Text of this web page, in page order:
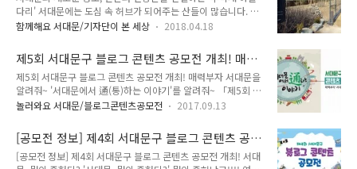
있는 내용 - 주요 명소, 축제, 맛집, 미담사례, 역사·문화탐방 후
기 등 ● 접수기간 : 2018. 9. 19.(수) ~ 11. 4.(일) ● 응모자격 :
kojunseok@sdm.go.kr - 참가신청서, 서약서 작성 후..
다리' 서대문에는 도심 속 허브가 되어주는 산들이 많습니다. 남
녀노소 누구나 찾아와 거닐 수 있는 무장애숲길인 자락길로 유명
각각의 이름만으로도 너무 유명한 이 두 산이 다정한 이웃 산이
되었습니다. 서로 사이좋게 어깨동무 하듯 두 산을 연결하는 다
리가 생겼기 때문인데요. 무악재 하늘다리로 연결된 두 산의 풍
경을 담아보았습니다. 안산과 인왕산을 연결하는 무악재 하늘다
리가 지난해인 2017년 12월 13일 개통되어 녹지로로 연결되었
지 느껴볼 수 있는 곳인데요. 이 연결로는 다리 아래의 도로 이름
인 통일로가 생기면서 1972..
함께해요 서대문/기자단이 본 세상 2018.04.18
제5회 서대문구 블로그 콘텐츠 공모전 개최! 매력
부자 서대문을 알려줘~
제5회 서대문구 블로그 콘텐츠 공모전 개최! 매력부자 서대문을
알려줘~ '서대문에서 通(통)하는 이야기'를 알려줘~ 「제5회 서
대문구 블로그 콘텐츠 공모전」을 개최합니다!! 소리질러
러분이 직접 소개하는 서대문의 명소, 축제, 맛집, 미담사례, 역
사·문화탐방 후기 등 서대문을 알리고 소통할 수 있는 내용이면
모든 좋아요!! 「제5회 서대문구 블로그 콘텐츠 공모전」 참여
놀러와요 서대문/블로그콘텐츠공모전 2017.09.13
[공모전 정보] 제4회 서대문구 블로그 콘텐츠 공
모전 개최! 서대문, 뭣이 중헌디?
[공모전 정보] 제4회 서대문구 블로그 콘텐츠 공모전 개최! 서대